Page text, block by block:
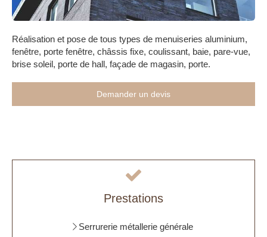
Réalisation et pose de tous types de menuiseries aluminium,
fenêtre, porte fenêtre, châssis fixe, coulissant, baie, pare-vue,
brise soleil, porte de hall, façade de magasin, porte.
Demander un devis
Prestations
Serrurerie métallerie générale